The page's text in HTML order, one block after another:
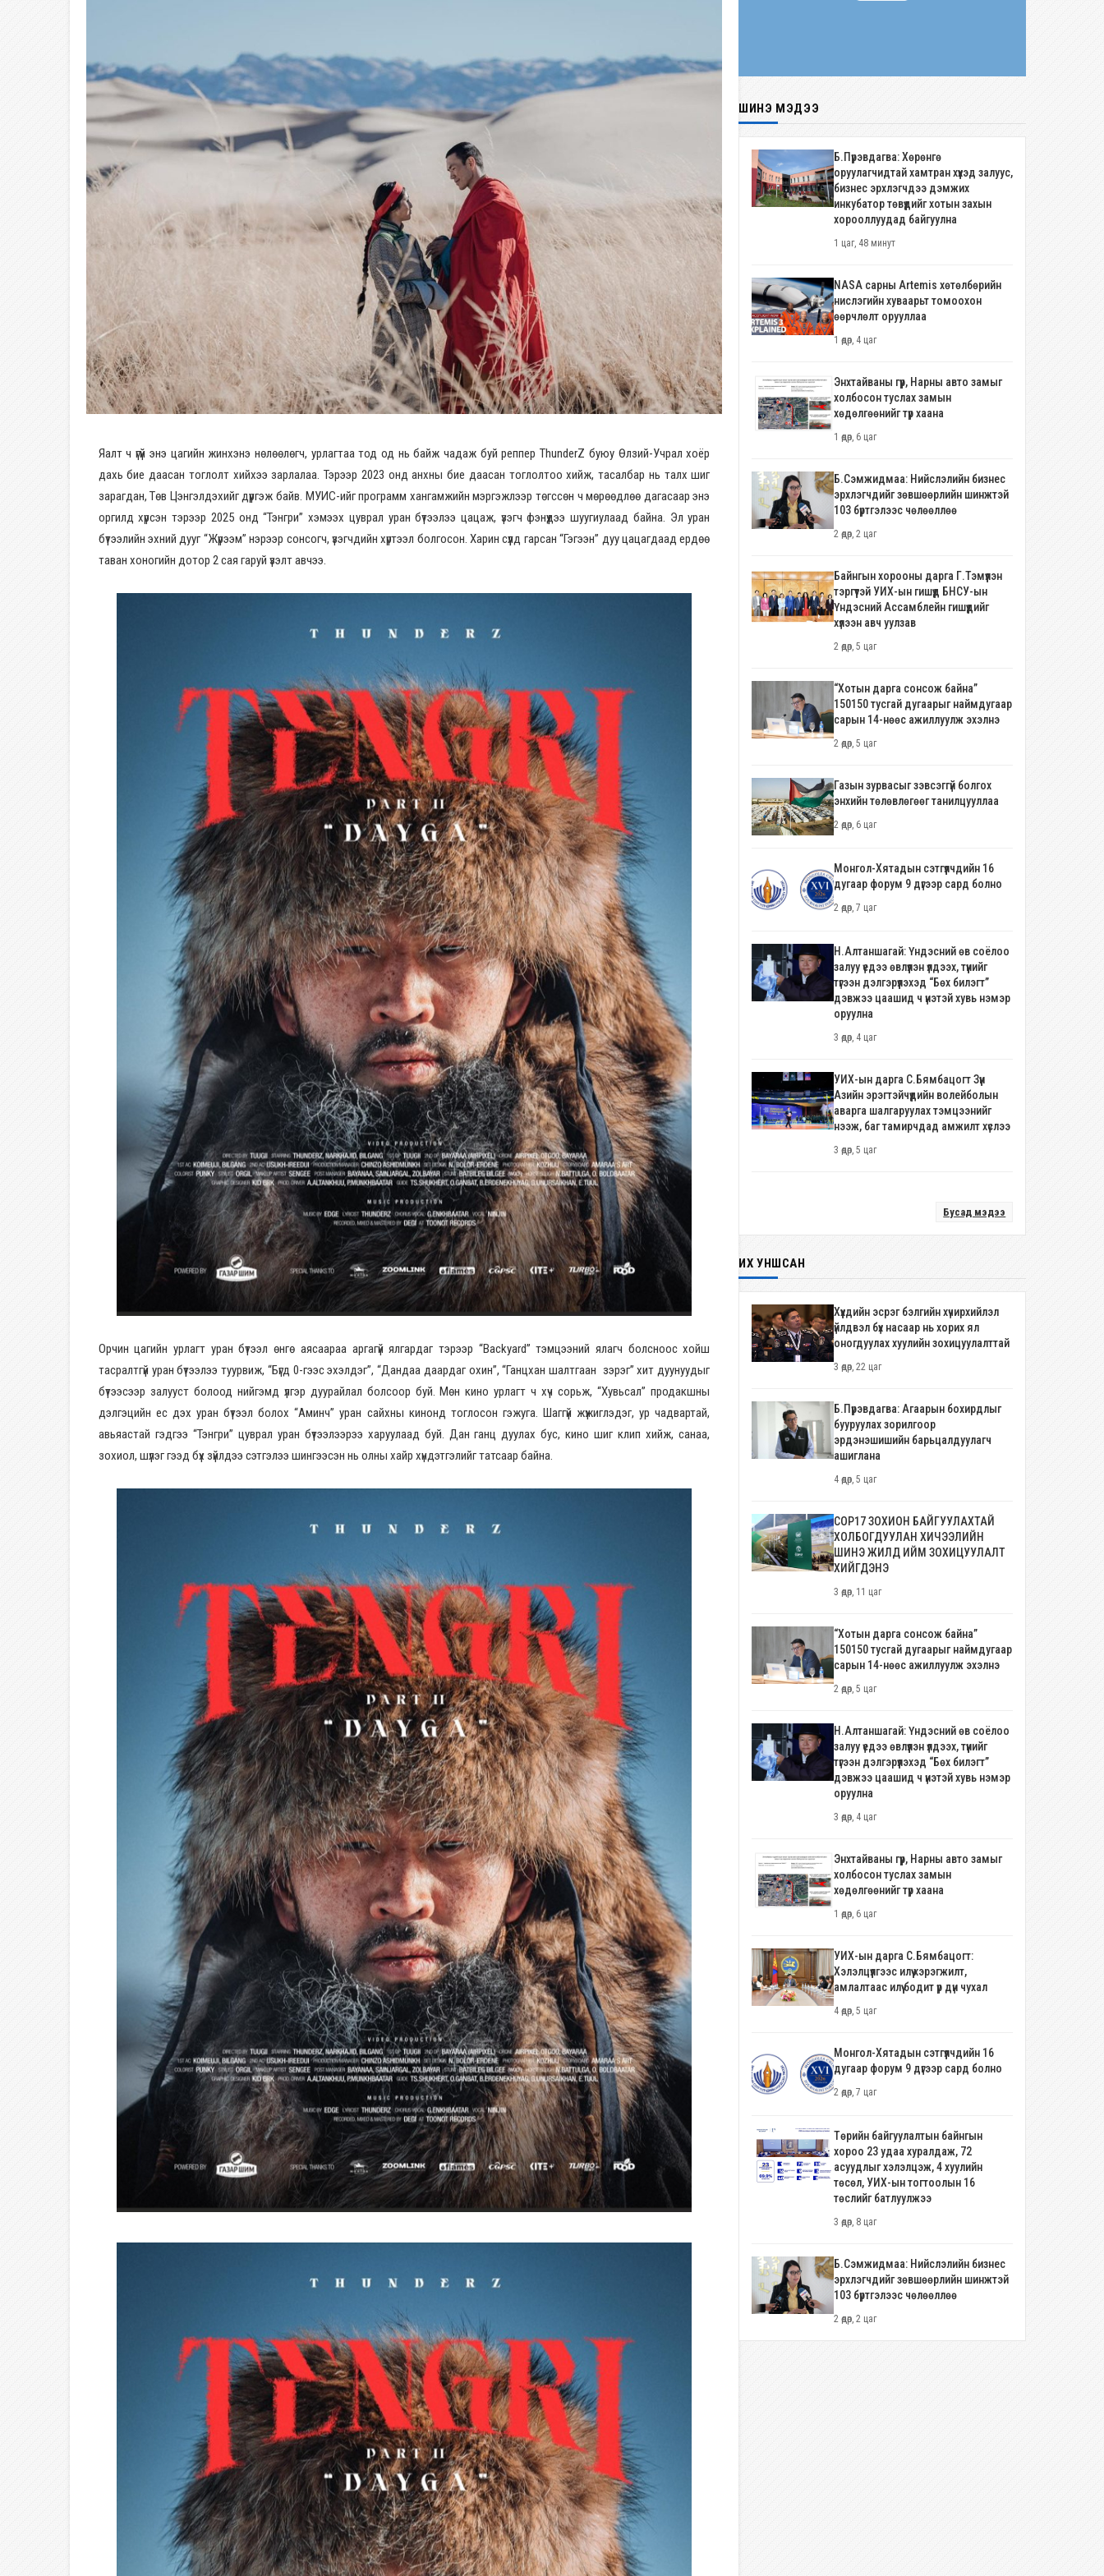
Яалт ч үгүй энэ цагийн жинхэнэ нөлөөлөгч, урлагтаа тод од нь байж чадаж буй реппер ThunderZ буюу Өлзий-Учрал хоёр
дахь бие даасан тоглолт хийхээ зарлалаа. Тэрээр 2023 онд анхны бие даасан тоглолтоо хийж, тасалбар нь талх шиг
зарагдан, Төв Цэнгэлдэхийг дүүргэж байв. МУИС-ийг программ хангамжийн мэргэжлээр төгссөн ч мөрөөдлөө дагасаар энэ
оргилд хүрсэн тэрээр 2025 онд “Тэнгри” хэмээх цуврал уран бүтээлээ цацаж, үзэгч фэнүүдээ шуугиулаад байна. Эл уран
бүтээлийн эхний дууг “Жүрээм” нэрээр сонсогч, үзэгчдийн хүртээл болгосон. Харин сүүлд гарсан “Гэгээн” дуу цацагдаад ердөө
таван хоногийн дотор 2 сая гаруй үзэлт авчээ.
Орчин цагийн урлагт уран бүтээл өнгө аясаараа аргагүй ялгардаг тэрээр “Backyard” тэмцээний ялагч болсноос хойш
тасралтгүй уран бүтээлээ туурвиж, “Бүгд 0-гээс эхэлдэг”, “Дандаа даардаг охин”, “Ганцхан шалтгаан зэрэг” хит дуунуудыг
бүтээсээр залууст болоод нийгэмд үлгэр дуурайлал болсоор буй. Мөн кино урлагт ч хүч сорьж, “Хувьсал” продакшны
дэлгэцийн ес дэх уран бүтээл болох “Аминч” уран сайхны кинонд тоглосон гэжуга. Шаггүй жүжиглэдэг, ур чадвартай,
авьяастай гэдгээ “Тэнгри” цуврал уран бүтээлээрээ харуулаад буй. Дан ганц дуулах бус, кино шиг клип хийж, санаа,
зохиол, шүлэг гээд бүх зүйлдээ сэтгэлээ шингээсэн нь олны хайр хүндэтгэлийг татсаар байна.
ШИНЭ МЭДЭЭ
Б.Пүрэвдагва: Хөрөнгө
оруулагчидтай хамтран хүүхэд залуус,
бизнес эрхлэгчдээ дэмжих
инкубатор төвүүдийг хотын захын
хорооллуудад байгуулна
1 цаг, 48 минут
NASA сарны Artemis хөтөлбөрийн
нислэгийн хуваарьт томоохон
өөрчлөлт орууллаа
1 өдөр, 4 цаг
Энхтайваны гүүр, Нарны авто замыг
холбосон туслах замын
хөдөлгөөнийг түр хаана
1 өдөр, 6 цаг
Б.Сэмжидмаа: Нийслэлийн бизнес
эрхлэгчдийг зөвшөөрлийн шинжтэй
103 бүртгэлээс чөлөөллөө
2 өдөр, 2 цаг
Байнгын хорооны дарга Г.Тэмүүлэн
тэргүүтэй УИХ-ын гишүүд БНСУ-ын
Үндэсний Ассамблейн гишүүдийг
хүлээн авч уулзав
2 өдөр, 5 цаг
“Хотын дарга сонсож байна”
150150 тусгай дугаарыг наймдугаар
сарын 14-нөөс ажиллуулж эхэлнэ
2 өдөр, 5 цаг
Газын зурвасыг зэвсэггүй болгох
энхийн төлөвлөгөөг танилцууллаа
2 өдөр, 6 цаг
Монгол-Хятадын сэтгүүлчдийн 16
дугаар форум 9 дүгээр сард болно
2 өдөр, 7 цаг
Н.Алтаншагай: Үндэсний өв соёлоо
залуу үедээ өвлүүлэн үлдээх, түүнийг
түгээн дэлгэрүүлэхэд “Бөх билэгт”
дэвжээ цаашид ч үнэтэй хувь нэмэр
оруулна
3 өдөр, 4 цаг
УИХ-ын дарга С.Бямбацогт Зүүн
Азийн эрэгтэйчүүдийн волейболын
аварга шалгаруулах тэмцээнийг
нээж, баг тамирчдад амжилт хүслээ
3 өдөр, 5 цаг
Бусад мэдээ
ИХ УНШСАН
Хүүхдийн эсрэг бэлгийн хүчирхийлэл
үйлдвэл бүх насаар нь хорих ял
оногдуулах хуулийн зохицуулалттай
3 өдөр, 22 цаг
Б.Пүрэвдагва: Агаарын бохирдлыг
бууруулах зорилгоор
эрдэнэшишийн барьцалдуулагч
ашиглана
4 өдөр, 5 цаг
COP17 ЗОХИОН БАЙГУУЛАХТАЙ
ХОЛБОГДУУЛАН ХИЧЭЭЛИЙН
ШИНЭ ЖИЛД ИЙМ ЗОХИЦУУЛАЛТ
ХИЙГДЭНЭ
3 өдөр, 11 цаг
“Хотын дарга сонсож байна”
150150 тусгай дугаарыг наймдугаар
сарын 14-нөөс ажиллуулж эхэлнэ
2 өдөр, 5 цаг
Н.Алтаншагай: Үндэсний өв соёлоо
залуу үедээ өвлүүлэн үлдээх, түүнийг
түгээн дэлгэрүүлэхэд “Бөх билэгт”
дэвжээ цаашид ч үнэтэй хувь нэмэр
оруулна
3 өдөр, 4 цаг
Энхтайваны гүүр, Нарны авто замыг
холбосон туслах замын
хөдөлгөөнийг түр хаана
1 өдөр, 6 цаг
УИХ-ын дарга С.Бямбацогт:
Хэлэлцүүлгээс илүү хэрэгжилт,
амлалтаас илүү бодит үр дүн чухал
4 өдөр, 5 цаг
Монгол-Хятадын сэтгүүлчдийн 16
дугаар форум 9 дүгээр сард болно
2 өдөр, 7 цаг
Төрийн байгуулалтын байнгын
хороо 23 удаа хуралдаж, 72
асуудлыг хэлэлцэж, 4 хуулийн
төсөл, УИХ-ын тогтоолын 16
төслийг батлуулжээ
3 өдөр, 8 цаг
Б.Сэмжидмаа: Нийслэлийн бизнес
эрхлэгчдийг зөвшөөрлийн шинжтэй
103 бүртгэлээс чөлөөллөө
2 өдөр, 2 цаг